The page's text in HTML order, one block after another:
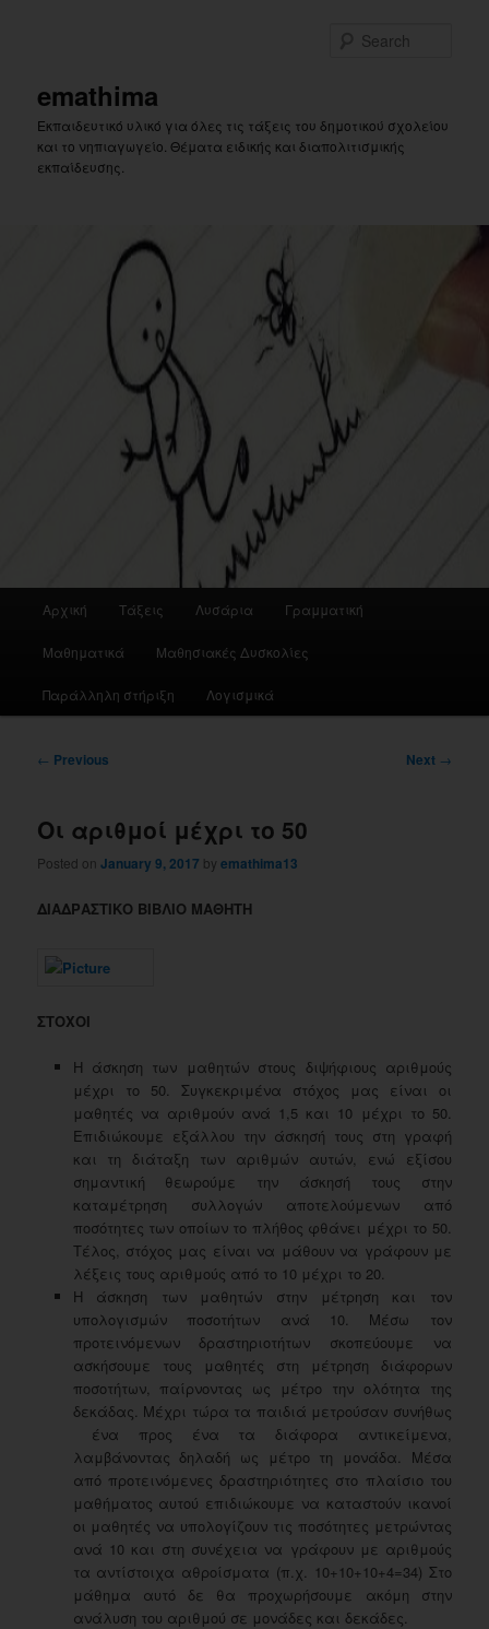
emathima
Εκπαιδευτικό υλικό για όλες τις τάξεις του δημοτικού σχολείου
και το νηπιαγωγείο. Θέματα ειδικής και διαπολιτισμικής
εκπαίδευσης.
Αρχική Τάξεις Λυσάρια Γραμματική
Μαθηματικά Μαθησιακές Δυσκολίες
Παράλληλη στήριξη Λογισμικά
Post
← Previous Next →
Οι αριθμοί μέχρι το 50
Posted onJanuary 9, 2017 byemathima13
ΔΙΑΔΡΑΣΤΙΚΟ ΒΙΒΛΙΟ ΜΑΘΗΤΗ
ΣΤΟΧΟΙ
Η άσκηση των μαθητών στους διψήφιους αριθμούς
μέχρι το 50. Συγκεκριμένα στόχος μας είναι οι
μαθητές να αριθμούν ανά 1,5 και 10 μέχρι το 50.
Επιδιώκουμε εξάλλου την άσκησή τους στη γραφή
και τη διάταξη των αριθμών αυτών, ενώ εξίσου
σημαντική θεωρούμε την άσκησή τους στην
καταμέτρηση συλλογών αποτελούμενων από
ποσότητες των οποίων το πλήθος φθάνει μέχρι το 50.
Τέλος, στόχος μας είναι να μάθουν να γράφουν με
λέξεις τους αριθμούς από το 10 μέχρι το 20.
Η άσκηση των μαθητών στην μέτρηση και τον
υπολογισμών ποσοτήτων ανά 10. Μέσω τον
προτεινόμενων δραστηριοτήτων σκοπεύουμε να
ασκήσουμε τους μαθητές στη μέτρηση διάφορων
ποσοτήτων, παίρνοντας ως μέτρο την ολότητα της
δεκάδας. Μέχρι τώρα τα παιδιά μετρούσαν συνήθως
ένα προς ένα τα διάφορα αντικείμενα,
λαμβάνοντας δηλαδή ως μέτρο τη μονάδα. Μέσα
από προτεινόμενες δραστηριότητες στο πλαίσιο του
μαθήματος αυτού επιδιώκουμε να καταστούν ικανοί
οι μαθητές να υπολογίζουν τις ποσότητες μετρώντας
ανά 10 και στη συνέχεια να γράφουν με αριθμούς
τα αντίστοιχα αθροίσματα (π.χ. 10+10+10+4=34) Στο
μάθημα αυτό δε θα προχωρήσουμε ακόμη στην
ανάλυση του αριθμού σε μονάδες και δεκάδες.